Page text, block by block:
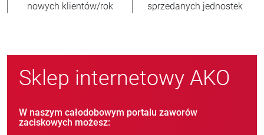
nowych klientów/rok sprzedanych jednostek
Sklep internetowy AKO
W naszym całodobowym portalu zaworów
zaciskowych możesz: